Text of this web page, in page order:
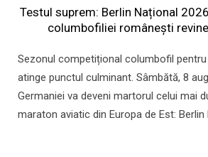
Testul suprem: Berlin Național
columbofiliei româneşti
Sezonul competițional columbofil
atinge punctul culminant. Sâmbătă, 8
Germaniei va deveni martorul celui mai
maraton aviatic din Europa de Est: Berlin